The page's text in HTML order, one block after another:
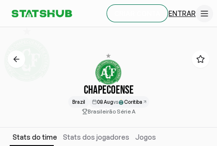
ENTRAR
CHAPECOENSE
Brazil 08 Augvs Coritiba
Brasileirão Série A
Stats do time Stats dos jogadores Jogos